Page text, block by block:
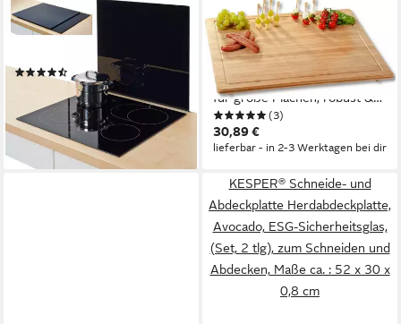
ZELLER PRESENT
Herdblende-/Abdeckplatte
XL, (1 tlg), Silikonfüßen
(173)
ab 33,57 €
lieferbar - in 4-5 Werktagen bei dir
NEUSTANLO
Schneide- und Abdeckplatte
XXL Schneide- und
Abdeckplatte aus Bambusholz
für große Flächen, robust &
stilvoll, funktional & dekorativ,
ideal für Arbeitsflächen
(3)
30,89 €
lieferbar - in 2-3 Werktagen bei dir
KESPER® Schneide- und
Abdeckplatte Herdabdeckplatte,
Avocado, ESG-Sicherheitsglas,
(Set, 2 tlg), zum Schneiden und
Abdecken, Maße ca. : 52 x 30 x
0,8 cm